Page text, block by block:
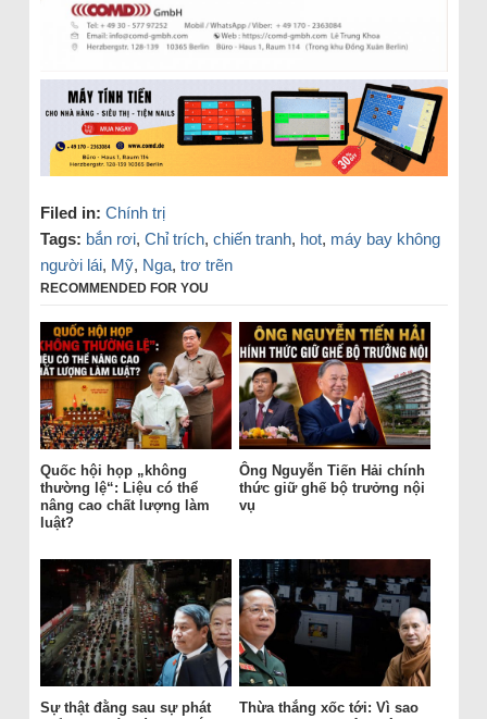
Filed in: Chính trị
Tags: bắn rơi, Chỉ trích, chiến tranh, hot, máy bay không
người lái, Mỹ, Nga, trơ trẽn
RECOMMENDED FOR YOU
Quốc hội họp „không
thường lệ“: Liệu có thể
nâng cao chất lượng làm
luật?
Ông Nguyễn Tiến Hải chính
thức giữ ghế bộ trưởng nội
vụ
Sự thật đằng sau sự phát
Thừa thắng xốc tới: Vì sao